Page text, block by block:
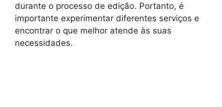
durante o processo de edição. Portanto, é
importante experimentar diferentes serviços e
encontrar o que melhor atende às suas
necessidades.